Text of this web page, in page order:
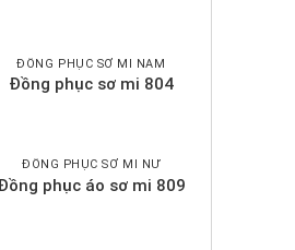
ĐỒNG PHỤC SƠ MI NAM
Đồng phục sơ mi 804
ĐỒNG PHỤC SƠ MI NỮ
phục áo sơ mi 809